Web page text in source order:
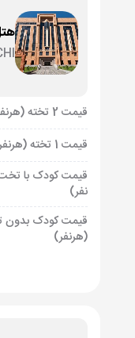
قیمت 2 تخته (هرنفر)
قیمت 1 تخته (هرنفر)
قیمت کودک با
نفر)
قیمت کودک
(هرنفر)